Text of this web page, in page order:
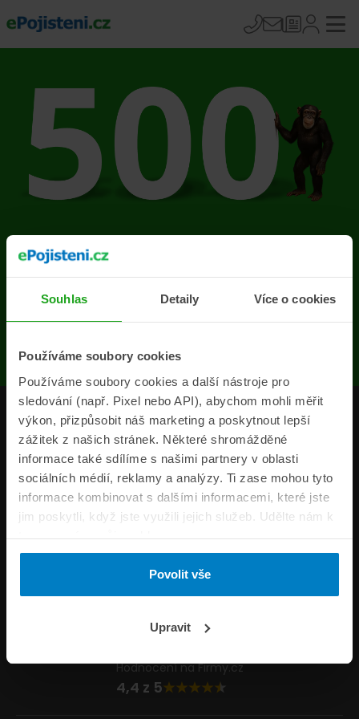
Souhlas Detaily Více o cookies
Používáme soubory cookies
Používáme soubory cookies a další nástroje pro
sledování (např. Pixel nebo API), abychom mohli měřit
výkon, přizpůsobit náš marketing a poskytnout lepší
zážitek z našich stránek. Některé shromážděné
informace také sdílíme s našimi partnery v oblasti
sociálních médií, reklamy a analýzy. Ti zase mohou tyto
informace kombinovat s dalšími informacemi, které jste
jim poskytli, když jste využili jejich služeb. Udělte nám k
tomu prosím svůj souhlas.
Povolit vše
Upravit
Na stránce se vyskytla
chyba
Produkty
Pojišťovny
Informace
ePojisteni.cz
Formuláře
Napište nám
Hodnocení na Firmy.cz
4,4 z 5